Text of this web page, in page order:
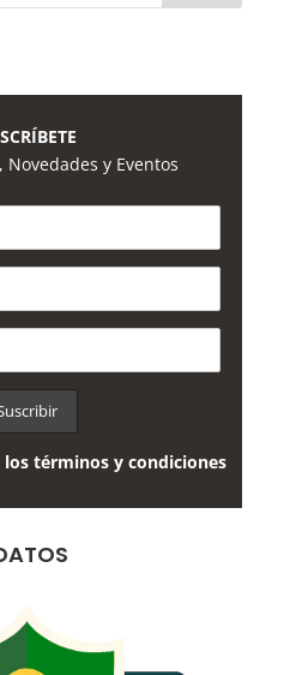
Novedades y Eventos
los términos y condiciones